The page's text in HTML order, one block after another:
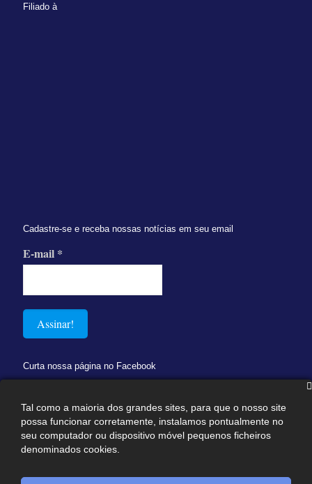
Filiado à
Cadastre-se e receba nossas notícias em seu email
E-mail *
Curta nossa página no Facebook
Tal como a maioria dos grandes sites, para que o nosso site
possa funcionar corretamente, instalamos pontualmente no
seu computador ou dispositivo móvel pequenos ficheiros
denominados cookies.